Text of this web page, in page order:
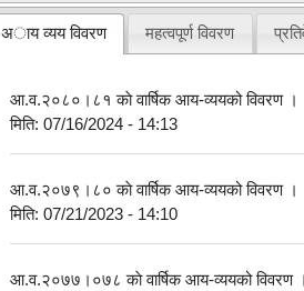
अाय व्यय विवरण महत्वपूर्ण विवरण
आ.व.२०८०।८१ काे वार्षिक आय-व्ययको विवरण ।
मिति:07/16/2024 - 14:13
आ.व.२०७९।८० काे वार्षिक आय-व्ययको विवरण ।
मिति:07/21/2023 - 14:10
आ.व.२०७७।०७८ काे वार्षिक आय-व्ययको विवरण ।